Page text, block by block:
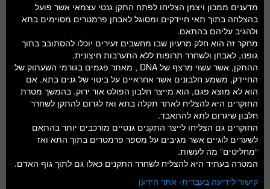
חלל ומדעי כדור הארץ
עתידנות
סקירות ספרים
טעימות מדע
מדענים ממכון ויצמן הצליחו לפתח התקן גנטי עצמאי אשר פועל
בהצלחה בתוך תאי חיידקים ומסוגל לאבחן פרמטרים מסוימים בתא
ולהגיב עליהם בהתאם.
מחקר זה הוא חלק מרעיון שבו מחשבים זעירים יוכלו להסתובב בתוך
גופנו, לאבחן ולשחרר תרופות ללא התערבות חיצונית.
ההתקן, אשר עשוי מרצף של DNA , מאתר פגמים בגורמי השעתוק של
החיידק, משמע חלבונים אשר אחראיים על ביטוי של גנים בתא. אם
הוא לא מוצא פגם, הוא מייצר חלבון הפולט אור ירוק. בהמשך מטרת
החוקרים היא להצליח לאתר תקלה בתא ואז לגרום להתקן לשחרר
חלבון שיגרום לתא להתאבד.
החוקרים גם הצליחו לייצר התקנים גנטיים מורכבים יותר בהתאם
לשערים לוגיים אשר מגיבים על מספר פרמטרים בתוך התא ואז
“מחליטים” מה לעשות.
המטרה בעתיד היא להצליח לשחרר התקנים כאלו גם לתוך גוף האדם.
קישור לידיעה בעברית- אתר הידען